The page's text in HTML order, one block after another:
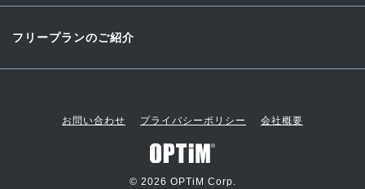
フリープランのご紹介
© 2026 OPTiM Corp.
お問い合わせ プライバシーポリシー 会社概要